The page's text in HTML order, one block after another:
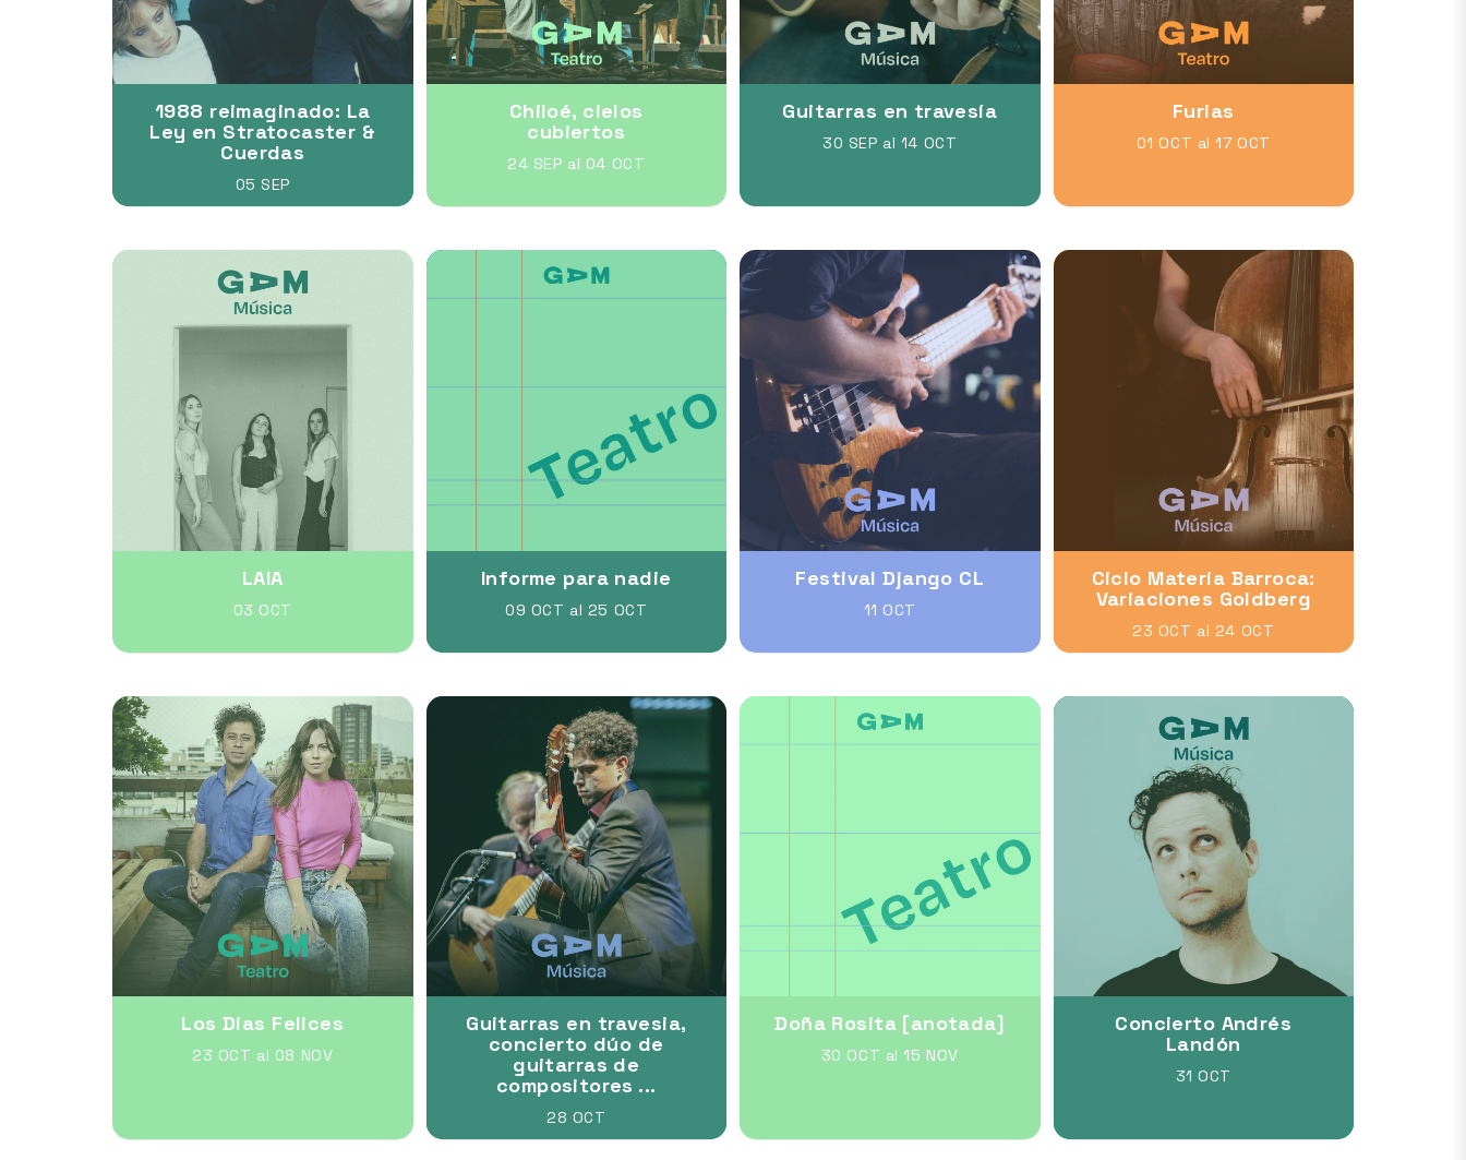
1988 reimaginado: La
Ley en Stratocaster &
Cuerdas
05 SEP
Chiloé, cielos
cubiertos
24 SEP al 04 OCT
Guitarras en travesía
30 SEP al 14 OCT
Furias
01 OCT al 17 OCT
LAIA
03 OCT
Informe para nadie
09 OCT al 25 OCT
Festival Django CL
11 OCT
Ciclo Materia Barroca:
Variaciones Goldberg
23 OCT al 24 OCT
Los Días Felices
23 OCT al 08 NOV
Guitarras en travesia,
concierto dúo de
guitarras de
compositores ...
28 OCT
Doña Rosita [anotada]
30 OCT al 15 NOV
Concierto Andrés
Landón
31 OCT